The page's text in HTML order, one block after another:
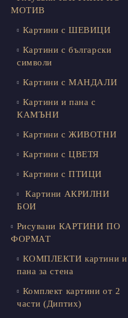
МОТИВ
Картини с ШЕВИЦИ
Картини с български
символи
Картини с МАНДАЛИ
Картини и пана с
КАМЪНИ
Картини с ЖИВОТНИ
Картини с ЦВЕТЯ
Картини с ПТИЦИ
Картини АКРИЛНИ
БОИ
Рисувани КАРТИНИ ПО
ФОРМАТ
КОМПЛЕКТИ картини и
пана за стена
Комплект картини от 2
части (Диптих)